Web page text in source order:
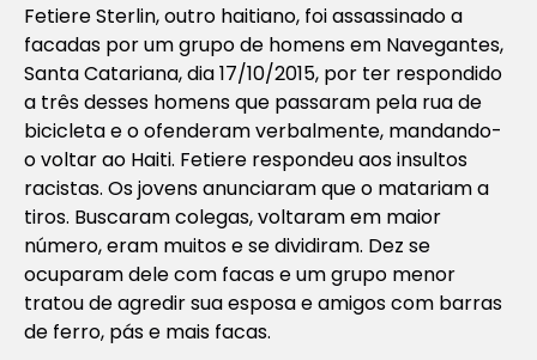
Fetiere Sterlin, outro haitiano, foi assassinado a
facadas por um grupo de homens em Navegantes,
Santa Catariana, dia 17/10/2015, por ter respondido
a três desses homens que passaram pela rua de
bicicleta e o ofenderam verbalmente, mandando-
o voltar ao Haiti. Fetiere respondeu aos insultos
racistas. Os jovens anunciaram que o matariam a
tiros. Buscaram colegas, voltaram em maior
número, eram muitos e se dividiram. Dez se
ocuparam dele com facas e um grupo menor
tratou de agredir sua esposa e amigos com barras
de ferro, pás e mais facas.